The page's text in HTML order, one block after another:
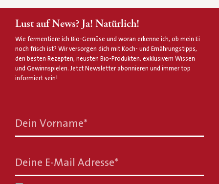
Lust auf News? Ja! Natürlich!
Wie fermentiere ich Bio-Gemüse und woran erkenne ich, ob mein Ei
noch frisch ist? Wir versorgen dich mit Koch- und Ernährungstipps,
den besten Rezepten, neusten Bio-Produkten, exklusivem Wissen
und Gewinnspielen. Jetzt Newsletter abonnieren und immer top
informiert sein!
Dein Vorname*
Deine E-Mail Adresse*